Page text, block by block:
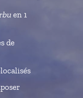
en 1
de